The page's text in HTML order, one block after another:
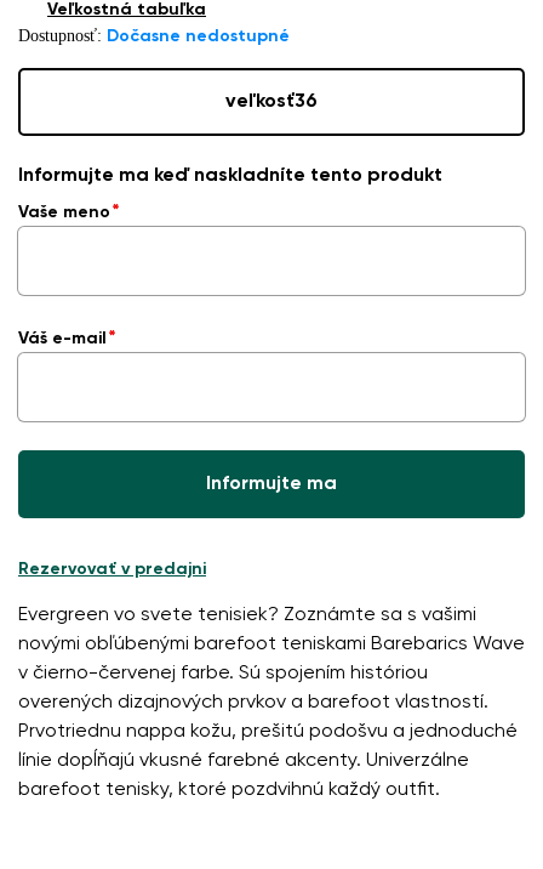
Evergreen vo svete tenisiek? Zoznámte sa s vašimi
novými obľúbenými barefoot teniskami Barebarics Wave
v čierno-červenej farbe. Sú spojením históriou
overených dizajnových prvkov a barefoot vlastností.
Prvotriednu nappa kožu, prešitú podošvu a jednoduché
línie dopĺňajú vkusné farebné akcenty. Univerzálne
barefoot tenisky, ktoré pozdvihnú každý outfit.
Dostupnosť: Dočasne nedostupné
Veľkostná tabuľka
veľkosť36
Informujte ma keď naskladníte tento produkt
Vaše meno
Váš e-mail
Informujte ma
Rezervovať v predajni